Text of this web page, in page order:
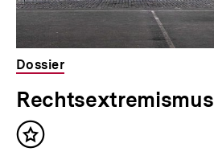
Dossier
Rechtsextremismus
Inhalt